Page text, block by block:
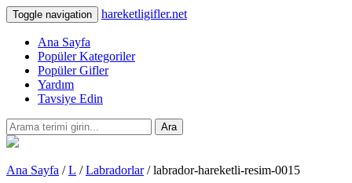
Toggle navigation hareketligifler.net
Ana Sayfa
Popüler Kategoriler
Popüler Gifler
Yardım
Tavsiye Edin
Ara
Ana Sayfa /L /Labradorlar/ labrador-hareketli-resim-0015